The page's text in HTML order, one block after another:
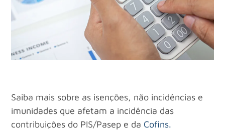
Saiba mais sobre as isenções, não incidências e
imunidades que afetam a incidência das
contribuições do PIS/Pasep e da Cofins.